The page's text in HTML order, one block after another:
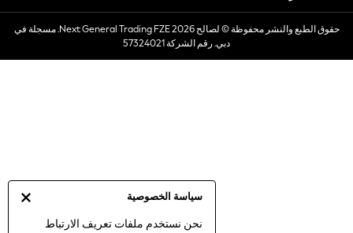
سياسة الخصوصية
نحن نستخدم ملفات تعريف الارتباط
Dresses
Occasionwear
Sets & Outfits
Sun Hats & Caps
حقوق الطبع والنشر محفوظة © لصالح 2026 Next General Trading FZE. مسجلة في
دبي. رقم الشركة 57324021